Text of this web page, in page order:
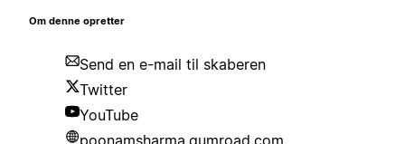
Om denne opretter
Send en e-mail til skaberen
Twitter
YouTube